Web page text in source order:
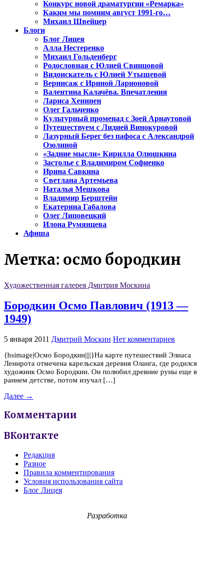
Конкурс новой драматургии «Ремарка»
Каким мы помним август 1991-го…
Михаил Швейцер
Блоги
Блог Лицея
Алла Нестеренко
Михаил Гольденберг
Родословная с Юлией Свинцовой
Видоискатель с Юлией Утышевой
Вернисаж с Ириной Ларионовой
Валентина Калачёва. Впечатления
Лариса Хенинен
Олег Гальченко
Культурный променад с Зоей Арнаутовой
Путешествуем с Лидией Винокуровой
Лазурный Берег без пафоса с Александрой
Озолиной
«Задние мысли» Кирилла Олюшкина
Застолье с Владимиром Софиенко
Ирина Савкина
Светлана Артемьева
Наталья Мешкова
Владимир Берштейн
Екатерина Габалова
Олег Липовецкий
Илона Румянцева
Афиша
Метка: осмо бородкин
Художественная галерея Дмитрия Москина
Бородкин Осмо Павлович (1913 —
1949)
5 января 2011 Дмитрий Москин Нет комментариев
{hsimage|Осмо Бородкин||||}На карте путешествий Элиаса
Леннрота отмечена карельская деревня Оланга, где родился
художник Осмо Бородкин. Он полюбил древние руны еще в
раннем детстве, потом изучал […]
Далее →
Комментарии
ВКонтакте
Редакция
Разное
Правила комментирования
Условия использования сайта
Блог Лицея
Разработка